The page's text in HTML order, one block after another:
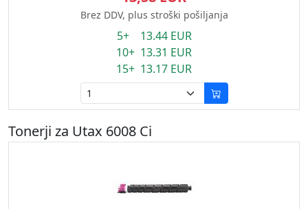
Brez DDV, plus stroški pošiljanja
5+ 13.44 EUR
10+ 13.31 EUR
15+ 13.17 EUR
Tonerji za Utax 6008 Ci